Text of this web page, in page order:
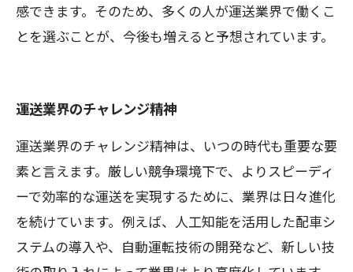
感できます。そのため、多くの人が運送業界で働くこ
とを選ぶことが、今後も増えると予想されています。
運送業界のチャレンジ精神
運送業界のチャレンジ精神は、いつの時代も重要な要
素と言えます。厳しい競争環境下で、よりスピーディ
ーで効率的な運送を実現するために、業界は日々進化
を続けています。例えば、人工知能を活用した配車シ
ステムの導入や、自動運転技術の開発など、新しい技